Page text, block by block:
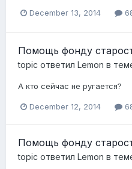
December 13, 2014
Помощь фонду
topic ответил Lemon в
А кто сейчас не ругается?
December 12, 2014
Помощь фонду
topic ответил Lemon в